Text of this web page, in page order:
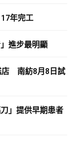
年完工
進步最明顯
店 南紡8月8日試
」提供早期患者